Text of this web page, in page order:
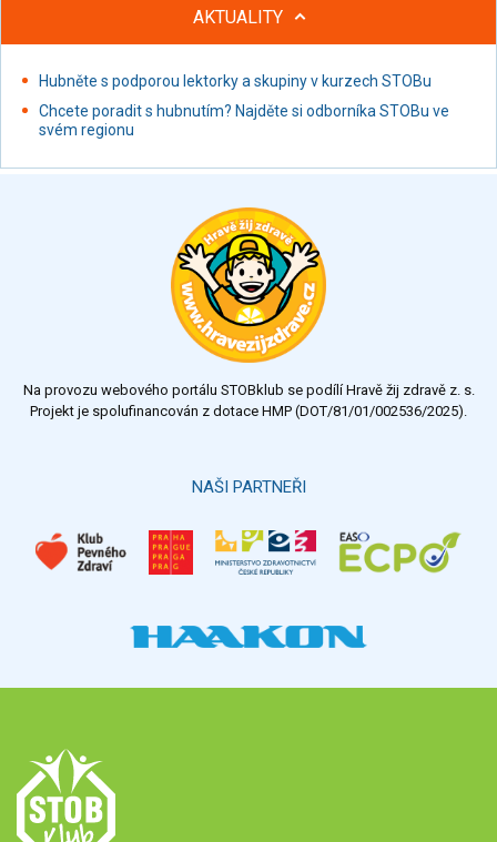
Proteinové výrobky, doplňky stravy
Nápoje alkoholické
Restaurace, jídelny, hotová jídla
Fastfood
Studená kuchyně, lahůdkářské výrobky
AKTUALITY
Hubněte s podporou lektorky a skupiny v kurzech STOBu
Chcete poradit s hubnutím? Najděte si odborníka STOBu ve
svém regionu
Na provozu webového portálu STOBklub se podílí Hravě žij zdravě z. s.
Projekt je spolufinancován z dotace HMP (DOT/81/01/002536/2025).
NAŠI PARTNEŘI